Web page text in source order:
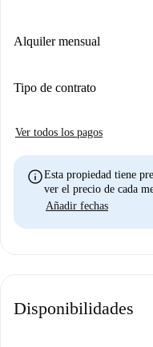
Alquiler mensual
Tipo de contrato
Ver todos los pagos
infoEsta propiedad tiene
ver el precio de cada
Añadir fechas
Disponibilidades